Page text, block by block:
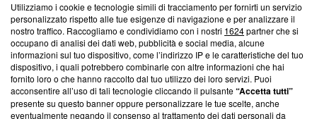
Questa sezione offre informazioni trasparenti su Blasting
News, sui nostri processi editoriali e su come ci impegniamo a
creare news di qualità. Inoltre, afferma la nostra aderenza a
‘Trust Project - News with Integrity’Blasting News non è
ancora membro del programma, ma ha richiesto di farne
parte; Trust Project non ha ancora effettuato una verifica di
conformità agli standard.
Utilizziamo i cookie e tecnologie simili di tracciamento per fornirti un servizio
personalizzato rispetto alle tue esigenze di navigazione e per analizzare il
nostro traffico. Raccogliamo e condividiamo con i nostri 1624partner che si
occupano di analisi dei dati web, pubblicità e social media, alcune
informazioni sul tuo dispositivo, come l’indirizzo IP e le caratteristiche del tuo
dispositivo, i quali potrebbero combinarle con altre informazioni che hai
fornito loro o che hanno raccolto dal tuo utilizzo dei loro servizi. Puoi
acconsentire all’uso di tali tecnologie cliccando il pulsante“Accetta tutti”
presente su questo banner oppure personalizzare le tue scelte, anche
eventualmente negando il consenso al trattamento dei dati personali da